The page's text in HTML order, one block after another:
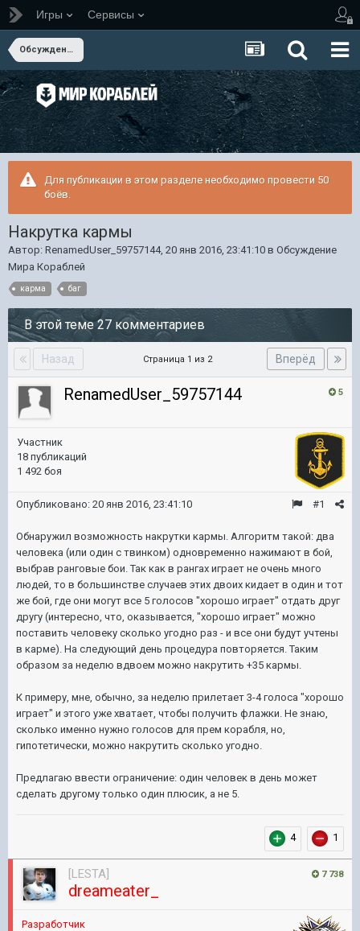
Игры Сервисы
Обсуждение Мира Кораблей
Для публикации в этом разделе необходимо провести 50
боёв.
Накрутка кармы
Автор: RenamedUser_59757144, 20 янв 2016, 23:41:10 в Обсуждение
Мира Кораблей
карма баг
В этой теме 27 комментариев
Назад Вперёд
Страница 1 из 2
5
RenamedUser_59757144
Участник
18 публикаций
1 492 боя
#1
Опубликовано: 20 янв 2016, 23:41:10
Обнаружил возможность накрутки кармы. Алгоритм такой: два
человека (или один с твинком) одновременно нажимают в бой,
выбрав ранговые бои. Так как в рангах играет не очень много
людей, то в большинстве случаев этих двоих кидает в один и тот
же бой, где они могут все 5 голосов "хорошо играет" отдать друг
другу (интересно, что, оказывается, "хорошо играет" можно
поставить человеку сколько угодно раз - и все они будут учтены
в карме). На следующий день процедура повторяется. Таким
образом за неделю вдвоем можно накрутить +35 кармы.
К примеру, мне, обычно, за неделю прилетает 3-4 голоса "хорошо
играет" и этого уже хватает, чтобы получить флажки. Не знаю,
сколько именно нужно голосов для прем корабля , но,
гипотетически, можно накрутить сколько угодно.
Предлагаю ввести ограничение: один человек в день может
сделать другому только один плюсик, а не 5.
4 1
7 738
[LESTA]
dreameater_
Разработчик